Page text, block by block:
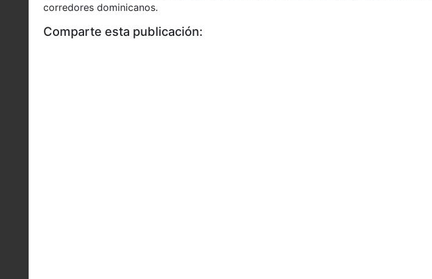
corredores dominicanos.
Comparte esta publicación: